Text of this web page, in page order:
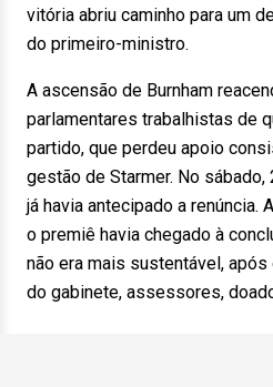
vitória abriu caminho para um
do primeiro-ministro.
A ascensão de Burnham
parlamentares trabalhistas de
partido, que perdeu apoio
gestão de Starmer. No sábado,
já havia antecipado a renúncia.
o premiê havia chegado à
não era mais sustentável,
do gabinete, assessores,